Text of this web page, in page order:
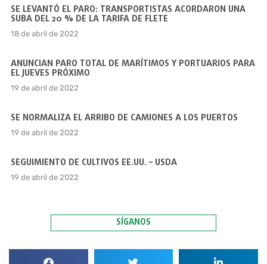
SE LEVANTÓ EL PARO: TRANSPORTISTAS ACORDARON UNA
SUBA DEL 20 % DE LA TARIFA DE FLETE
18 de abril de 2022
ANUNCIAN PARO TOTAL DE MARÍTIMOS Y PORTUARIOS PARA
EL JUEVES PRÓXIMO
19 de abril de 2022
SE NORMALIZA EL ARRIBO DE CAMIONES A LOS PUERTOS
19 de abril de 2022
SEGUIMIENTO DE CULTIVOS EE.UU. – USDA
19 de abril de 2022
SÍGANOS